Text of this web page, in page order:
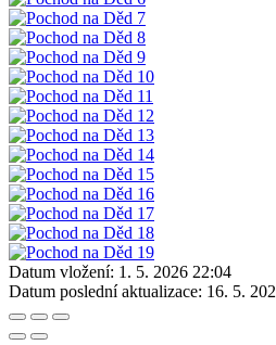
Datum vložení: 1. 5. 2026 22:04
Datum poslední aktualizace: 16. 5.